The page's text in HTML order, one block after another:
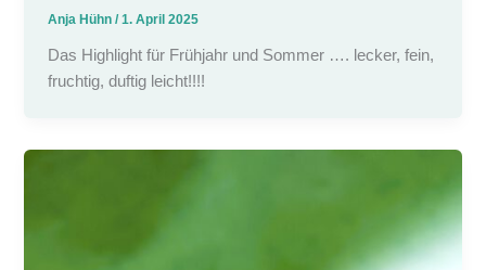
Anja Hühn/1. April 2025
Das Highlight für Frühjahr und Sommer …. lecker, fein,
fruchtig, duftig leicht!!!!